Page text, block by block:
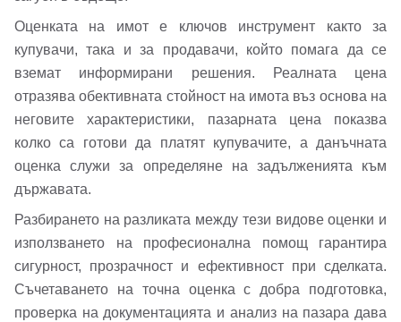
Оценката на имот е ключов инструмент както за
купувачи, така и за продавачи, който помага да се
вземат информирани решения. Реалната цена
отразява обективната стойност на имота въз основа на
неговите характеристики, пазарната цена показва
колко са готови да платят купувачите, а данъчната
оценка служи за определяне на задълженията към
държавата.
Разбирането на разликата между тези видове оценки и
използването на професионална помощ гарантира
сигурност, прозрачност и ефективност при сделката.
Съчетаването на точна оценка с добра подготовка,
проверка на документацията и анализ на пазара дава